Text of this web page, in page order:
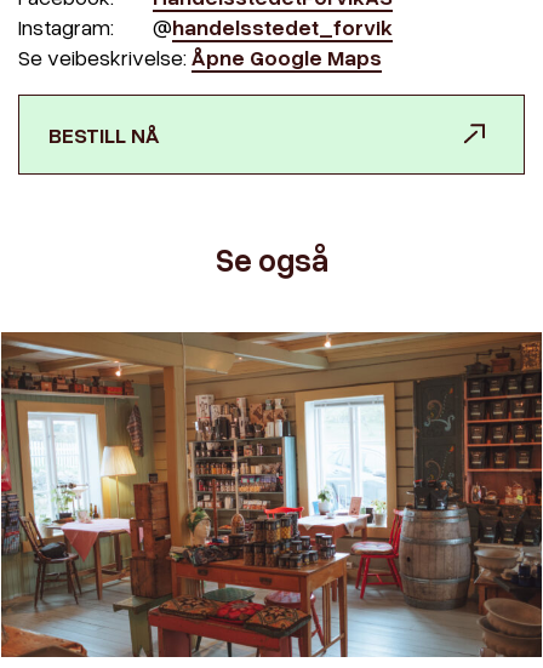
Instagram:
@handelsstedet_forvik
Se veibeskrivelse: Åpne Google Maps
BESTILL NÅ
Se også